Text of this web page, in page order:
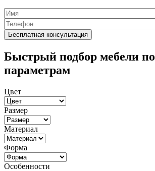
Быстрый подбор мебели по
параметрам
Цвет
Размер
Материал
Форма
Особенности